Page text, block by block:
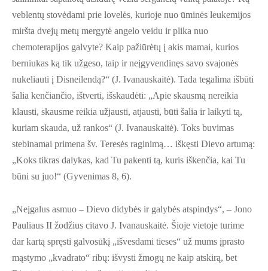
veblentų stovėdami prie lovelės, kurioje nuo ūminės leukemijos
miršta dvejų metų mergytė angelo veidu ir plika nuo
chemoterapijos galvyte? Kaip pažiūrėtų į akis mamai, kurios
berniukas ką tik užgeso, taip ir neįgyvendinęs savo svajonės
nukeliauti į Disneilendą?“ (J. Ivanauskaitė). Tada tegalima išbūti
šalia kenčiančio, ištverti, išskaudėti: „Apie skausmą nereikia
klausti, skausme reikia užjausti, atjausti, būti šalia ir laikyti tą,
kuriam skauda, už rankos“ (J. Ivanauskaitė). Toks buvimas
stebinamai primena šv. Teresės raginimą… iškęsti Dievo artumą:
„Koks tikras dalykas, kad Tu pakenti tą, kuris iškenčia, kai Tu
būni su juo!“ (Gyvenimas 8, 6).
„Neįgalus asmuo – Dievo didybės ir galybės atspindys“, – Jono
Pauliaus II žodžius citavo J. Ivanauskaitė. Šioje vietoje turime
dar kartą spręsti galvosūkį „išvesdami tieses“ už mums įprasto
mąstymo „kvadrato“ ribų: išvysti žmogų ne kaip atskirą, bet